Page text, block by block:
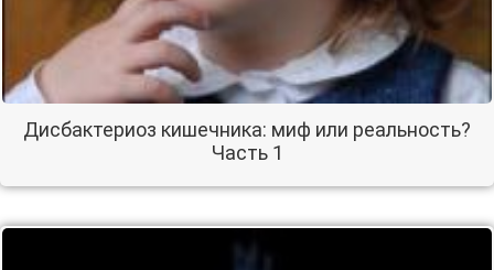
Дисбактериоз кишечника: миф или реальность?
Часть 1